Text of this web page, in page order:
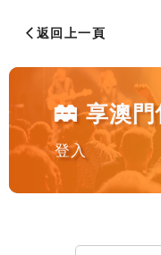
返回上一頁
享澳
登入